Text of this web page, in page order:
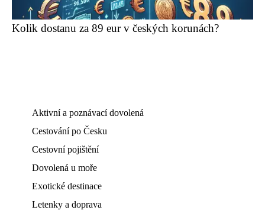
Kolik dostanu za 89 eur v českých korunách?
Aktivní a poznávací dovolená
Cestování po Česku
Cestovní pojištění
Dovolená u moře
Exotické destinace
Letenky a doprava